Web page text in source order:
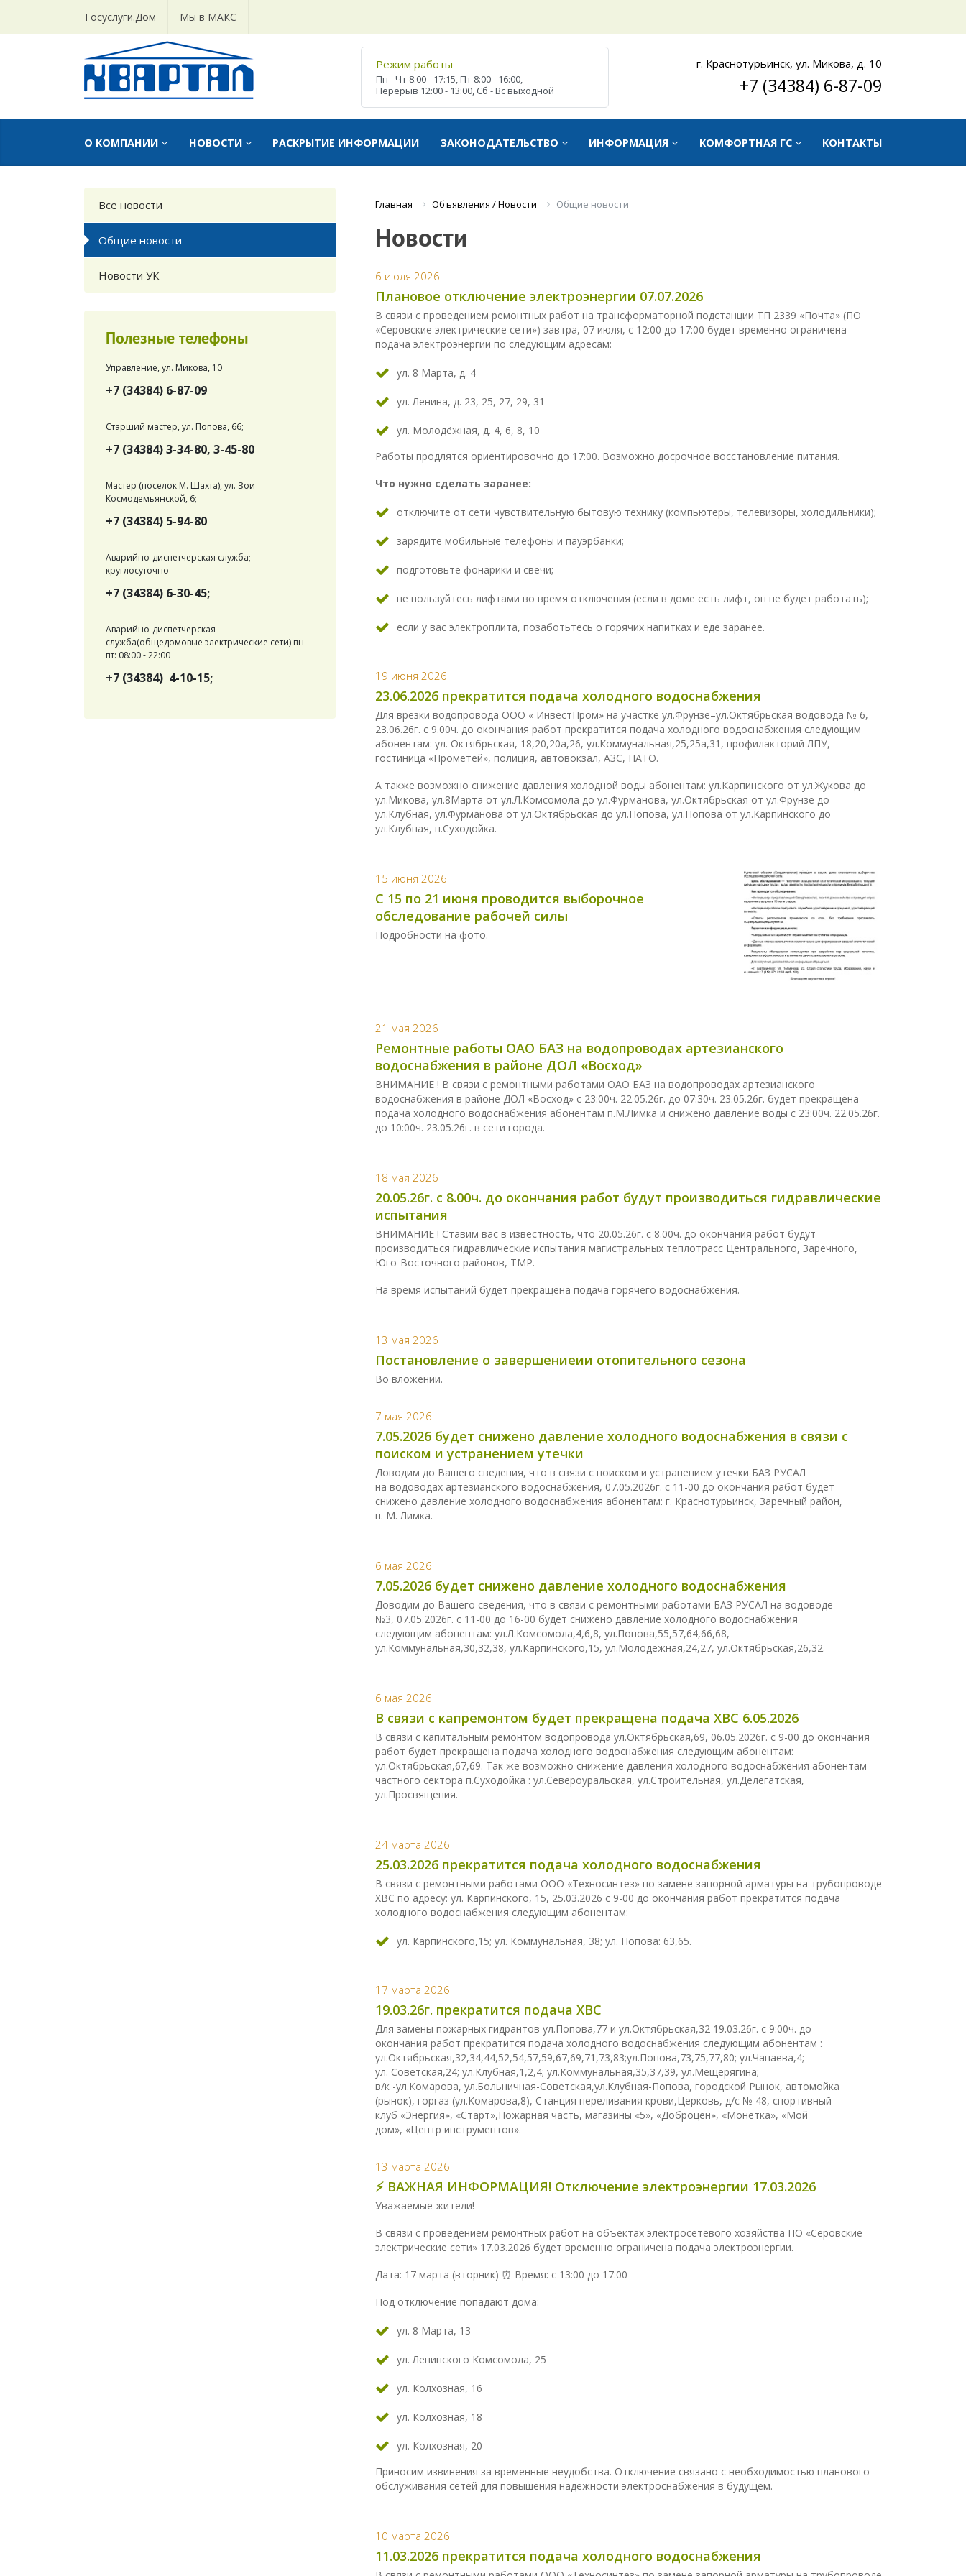
Госуслуги.Дом Мы в МАКС
Режим работы
Пн - Чт 8:00 - 17:15, Пт 8:00 - 16:00,
Перерыв 12:00 - 13:00, Сб - Всвыходной
г. Краснотурьинск, ул. Микова, д. 10
+7 (34384) 6-87-09
О КОМПАНИИ НОВОСТИ РАСКРЫТИЕ ИНФОРМАЦИИ ЗАКОНОДАТЕЛЬСТВО ИНФОРМАЦИЯ КОМФОРТНАЯ ГС КОНТАКТЫ
Главная Объявления / Новости Общие новости
Новости
6 июля 2026
Плановое отключение электроэнергии 07.07.2026
В связи с проведением ремонтных работ на трансформаторной подстанции ТП 2339 «Почта» (ПО
«Серовские электрические сети») завтра, 07 июля, с 12:00 до 17:00 будет временно ограничена
подача электроэнергии по следующим адресам:
ул. 8 Марта, д. 4
ул. Ленина, д. 23, 25, 27, 29, 31
ул. Молодёжная, д. 4, 6, 8, 10
Работы продлятся ориентировочно до 17:00. Возможно досрочное восстановление питания.
Что нужно сделать заранее:
отключите от сети чувствительную бытовую технику (компьютеры, телевизоры, холодильники);
зарядите мобильные телефоны и пауэрбанки;
подготовьте фонарики и свечи;
не пользуйтесь лифтами во время отключения (если в доме есть лифт, он не будет работать);
если у вас электроплита, позаботьтесь о горячих напитках и еде заранее.
19 июня 2026
23.06.2026 прекратится подача холодного водоснабжения
Для врезки водопровода ООО « ИнвестПром» на участке ул.Фрунзе–ул.Октябрьская водовода № 6,
23.06.26г. с 9.00ч. до окончания работ прекратится подача холодного водоснабжения следующим
абонентам: ул. Октябрьская, 18,20,20а,26, ул.Коммунальная,25,25а,31, профилакторий ЛПУ,
гостиница «Прометей», полиция, автовокзал, АЗС, ПАТО.
А также возможно снижение давления холодной воды абонентам: ул.Карпинского от ул.Жукова до
ул.Микова, ул.8Марта от ул.Л.Комсомола до ул.Фурманова, ул.Октябрьская от ул.Фрунзе до
ул.Клубная, ул.Фурманова от ул.Октябрьская до ул.Попова, ул.Попова от ул.Карпинского до
ул.Клубная, п.Суходойка.
15 июня 2026
С 15 по 21 июня проводится выборочное
обследование рабочей силы
Подробности на фото.
21 мая 2026
Ремонтные работы ОАО БАЗ на водопроводах артезианского
водоснабжения в районе ДОЛ «Восход»
ВНИМАНИЕ ! В связи с ремонтными работами ОАО БАЗ на водопроводах артезианского
водоснабжения в районе ДОЛ «Восход» с 23:00ч. 22.05.26г. до 07:30ч. 23.05.26г. будет прекращена
подача холодного водоснабжения абонентам п.М.Лимка и снижено давление воды с 23:00ч. 22.05.26г.
до 10:00ч. 23.05.26г. в сети города.
18 мая 2026
20.05.26г. с 8.00ч. до окончания работ будут производиться гидравлические
испытания
ВНИМАНИЕ ! Ставим вас в известность, что 20.05.26г. с 8.00ч. до окончания работ будут
производиться гидравлические испытания магистральных теплотрасс Центрального, Заречного,
Юго-Восточного районов, ТМР.
На время испытаний будет прекращена подача горячего водоснабжения.
13 мая 2026
Постановление о завершениеии отопительного сезона
Во вложении.
7 мая 2026
7.05.2026 будет снижено давление холодного водоснабжения в связи с
поиском и устранением утечки
Доводим до Вашего сведения, что в связи с поиском и устранением утечки БАЗ РУСАЛ
на водоводах артезианского водоснабжения, 07.05.2026г. с 11-00 до окончания работ будет
снижено давление холодного водоснабжения абонентам: г. Краснотурьинск, Заречный район,
п. М. Лимка.
6 мая 2026
7.05.2026 будет снижено давление холодного водоснабжения
Доводим до Вашего сведения, что в связи с ремонтными работами БАЗ РУСАЛ на водоводе
№3, 07.05.2026г. с 11-00 до 16-00 будет снижено давление холодного водоснабжения
следующим абонентам: ул.Л.Комсомола,4,6,8, ул.Попова,55,57,64,66,68,
ул.Коммунальная,30,32,38, ул.Карпинского,15, ул.Молодёжная,24,27, ул.Октябрьская,26,32.
6 мая 2026
В связи с капремонтом будет прекращена подача ХВС 6.05.2026
В связи с капитальным ремонтом водопровода ул.Октябрьская,69, 06.05.2026г. с 9-00 до окончания
работ будет прекращена подача холодного водоснабжения следующим абонентам:
ул.Октябрьская,67,69. Так же возможно снижение давления холодного водоснабжения абонентам
частного сектора п.Суходойка : ул.Североуральская, ул.Строительная, ул.Делегатская,
ул.Просвящения.
24 марта 2026
25.03.2026 прекратится подача холодного водоснабжения
В связи с ремонтными работами ООО «Техносинтез» по замене запорной арматуры на трубопроводе
ХВС по адресу: ул. Карпинского, 15, 25.03.2026 с 9-00 до окончания работ прекратится подача
холодного водоснабжения следующим абонентам:
ул. Карпинского,15; ул. Коммунальная, 38; ул. Попова: 63,65.
17 марта 2026
19.03.26г. прекратится подача ХВС
Для замены пожарных гидрантов ул.Попова,77 и ул.Октябрьская,32 19.03.26г. с 9:00ч. до
окончания работ прекратится подача холодного водоснабжения следующим абонентам :
ул.Октябрьская,32,34,44,52,54,57,59,67,69,71,73,83;ул.Попова,73,75,77,80; ул.Чапаева,4;
ул. Советская,24; ул.Клубная,1,2,4; ул.Коммунальная,35,37,39, ул.Мещерягина;
в/к -ул.Комарова, ул.Больничная-Советская,ул.Клубная-Попова, городской Рынок, автомойка
(рынок), горгаз (ул.Комарова,8), Станция переливания крови,Церковь, д/с № 48, спортивный
клуб «Энергия», «Старт»,Пожарная часть, магазины «5», «Доброцен», «Монетка», «Мой
дом», «Центр инструментов».
13 марта 2026
⚡️ ВАЖНАЯ ИНФОРМАЦИЯ! Отключение электроэнергии 17.03.2026
Уважаемые жители!
В связи с проведением ремонтных работ на объектах электросетевого хозяйства ПО «Серовские
электрические сети» 17.03.2026 будет временно ограничена подача электроэнергии.
Дата: 17 марта (вторник) ⏰ Время: с 13:00 до 17:00
Под отключение попадают дома:
ул. 8 Марта, 13
ул. Ленинского Комсомола, 25
ул. Колхозная, 16
ул. Колхозная, 18
ул. Колхозная, 20
Приносим извинения за временные неудобства. Отключение связано с необходимостью планового
обслуживания сетей для повышения надёжности электроснабжения в будущем.
10 марта 2026
11.03.2026 прекратится подача холодного водоснабжения
Все новости
Общие новости
Новости УК
Полезные телефоны
Управление, ул. Микова, 10
+7 (34384) 6-87-09
Старший мастер, ул. Попова, 66;
+7 (34384) 3-34-80, 3-45-80
Мастер (поселок М. Шахта), ул. Зои
Космодемьянской, 6;
+7 (34384) 5-94-80
Аварийно-диспетчерская служба;
круглосуточно
+7 (34384) 6-30-45;
Аварийно-диспетчерская
служба(общедомовые электрические сети) пн-
пт: 08:00 - 22:00
+7 (34384) 4-10-15;